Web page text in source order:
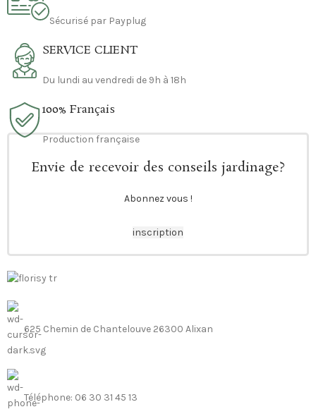
Sécurisé par Payplug
SERVICE CLIENT
Du lundi au vendredi de 9h à 18h
100% Français
Production française
Envie de recevoir des conseils jardinage?
Abonnez vous !
inscription
625 Chemin de Chantelouve 26300 Alixan
Téléphone: 06 30 31 45 13